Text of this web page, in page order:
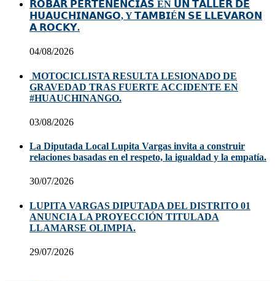
𝗥𝗢𝗕𝗔𝗥 𝗣𝗘𝗥𝗧𝗘𝗡𝗘𝗡𝗖𝗜𝗔𝗦 EN 𝗨𝗡 𝗧𝗔𝗟𝗟𝗘𝗥 𝗗𝗘
𝗛𝗨𝗔𝗨𝗖𝗛𝗜𝗡𝗔𝗡𝗚𝗢, Y 𝗧𝗔𝗠𝗕𝗜É𝗡 𝗦𝗘 𝗟𝗟𝗘𝗩𝗔𝗥𝗢𝗡
𝗔 𝗥𝗢𝗖𝗞𝗬.
04/08/2026
MOTOCICLISTA RESULTA LESIONADO DE
GRAVEDAD TRAS FUERTE ACCIDENTE EN
#HUAUCHINANGO.
03/08/2026
La Diputada Local Lupita Vargas invita a construir
relaciones basadas en el respeto, la igualdad y la empatía.
30/07/2026
LUPITA VARGAS DIPUTADA DEL DISTRITO 01
ANUNCIA LA PROYECCIÓN TITULADA
LLAMARSE OLIMPIA.
29/07/2026